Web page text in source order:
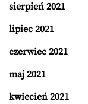
sierpień 2021
lipiec 2021
czerwiec 2021
maj 2021
kwiecień 2021